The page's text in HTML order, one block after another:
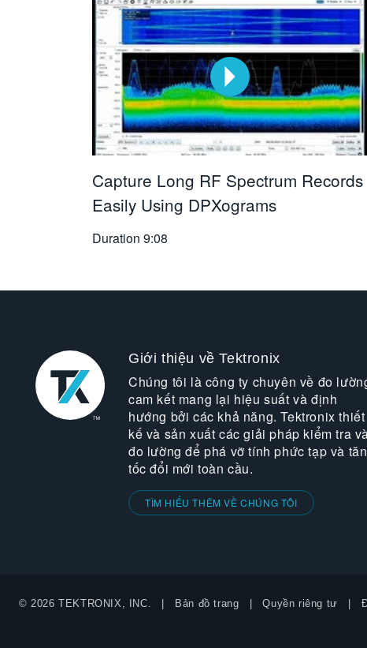
Capture Long RF Spectrum Records
Easily Using DPXograms
Duration 9:08
Giới thiệu về Tektronix
Chúng tôi là công ty chuyên về đo
cam kết mang lại hiệu suất và định
hướng bởi các khả năng. Tektronix thiết
kế và sản xuất các giải pháp kiểm tra
đo lường để phá vỡ tính phức tạp và
tốc đổi mới toàn cầu.
TÌM HIỂU THÊM VỀ CHÚNG TÔI
© 2026 TEKTRONIX, INC. Bản đồ trang Quyền riêng tư